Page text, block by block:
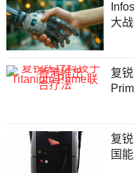
大
复
复
国